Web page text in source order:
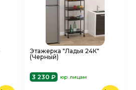
Этажерка "Ладья 24К"
(Черный)
3 230 ₽ юр. лицам